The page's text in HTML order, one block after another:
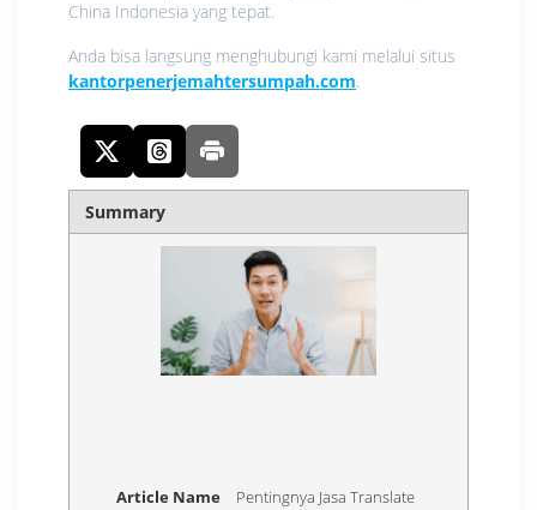
China Indonesia yang tepat.
Anda bisa langsung menghubungi kami melalui situs
kantorpenerjemahtersumpah.com.
Summary
Article Name
Pentingnya Jasa Translate